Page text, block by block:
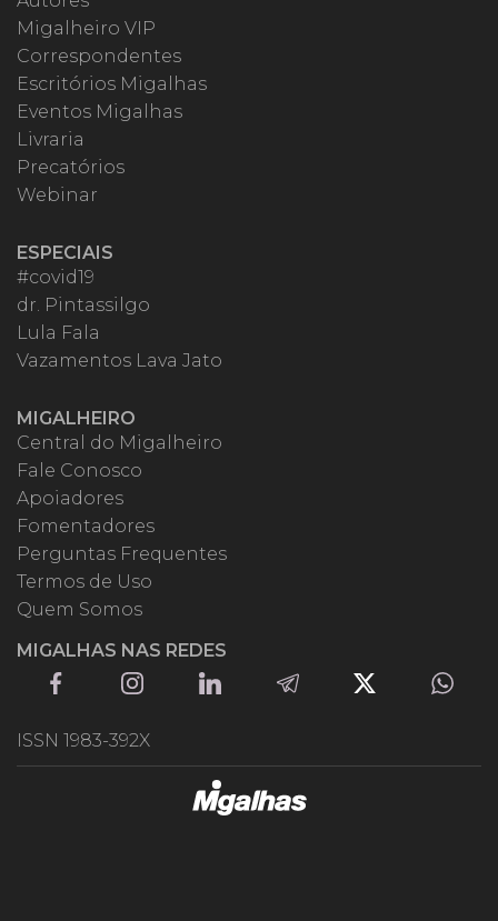
Migalheiro VIP
Correspondentes
Escritórios Migalhas
Eventos Migalhas
Livraria
Precatórios
Webinar
ESPECIAIS
#covid19
dr. Pintassilgo
Lula Fala
Vazamentos Lava Jato
MIGALHEIRO
Central do Migalheiro
Fale Conosco
Apoiadores
Fomentadores
Perguntas Frequentes
Termos de Uso
Quem Somos
MIGALHAS NAS REDES
ISSN 1983-392X